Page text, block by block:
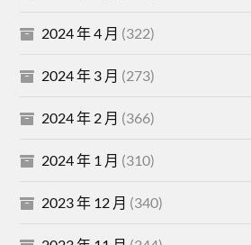
2024 年 4 月 (322)
2024 年 3 月 (273)
2024 年 2 月 (366)
2024 年 1 月 (310)
2023 年 12 月 (340)